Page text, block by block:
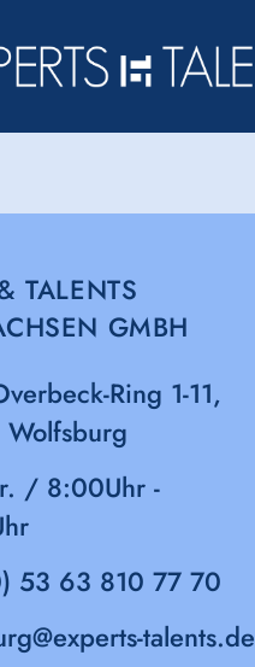
TALENTS
GMBH
Ring 1-11,
/ 8:00Uhr -
53 63 810 77 70
talents.de